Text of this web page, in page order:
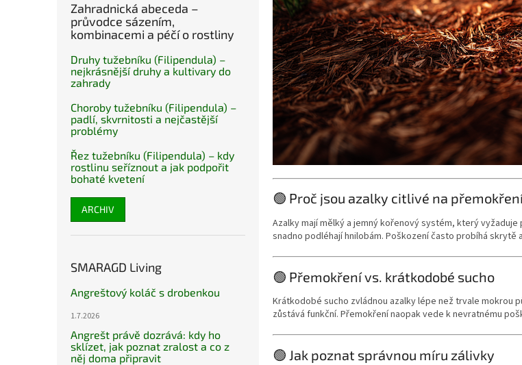
Zahradnická abeceda –
průvodce sázením,
kombinacemi a péčí o rostliny
Druhy tužebníku (Filipendula) –
nejkrásnější druhy a kultivary do
zahrady
Choroby tužebníku (Filipendula) –
padlí, skvrnitosti a nejčastější
problémy
Řez tužebníku (Filipendula) – kdy
rostlinu seříznout a jak podpořit
bohaté kvetení
ARCHIV
SMARAGD Living
Angreštový koláč s drobenkou
1.7.2026
Angrešt právě dozrává: kdy ho
sklízet, jak poznat zralost a co z
něj doma připravit
🟢 Proč jsou azalky citlivé na
Azalky mají mělký a jemný kořenový systém, který
snadno podléhají hnilobám. Poškození často probíhá skrytě
🟢 Přemokření vs. krátkodobé sucho
Krátkodobé sucho zvládnou azalky lépe než trvale mokrou
zůstává funkční. Přemokření naopak vede k nevratnému
🟢 Jak poznat správnou míru zálivky